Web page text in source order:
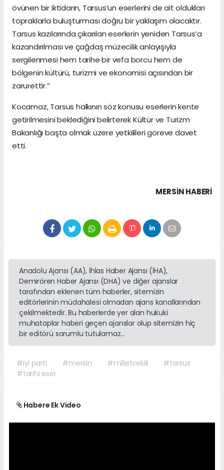
övünen bir iktidarın, Tarsus’un eserlerini de ait oldukları
topraklarla buluşturması doğru bir yaklaşım olacaktır.
Tarsus kazılarında çıkarılan eserlerin yeniden Tarsus’a
kazandırılması ve çağdaş müzecilik anlayışıyla
sergilenmesi hem tarihe bir vefa borcu hem de
bölgenin kültürü, turizmi ve ekonomisi açısından bir
zarurettir.”
Kocamaz, Tarsus halkının söz konusu eserlerin kente
getirilmesini beklediğini belirterek Kültür ve Turizm
Bakanlığı başta olmak üzere yetkilileri göreve davet
etti.
MERSIN HABERİ
Anadolu Ajansı (AA), İhlas Haber Ajansı (İHA),
Demirören Haber Ajansı (DHA) ve diğer ajanslar
tarafından eklenen tüm haberler, sitemizin
editörlerinin müdahalesi olmadan ajans kanallarından
çekilmektedir. Bu haberlerde yer alan hukuki
muhataplar haberi geçen ajanslar olup sitemizin hiç
bir editörü sorumlu tutulamaz...
#iyi parti #mersin #milletvekili
#tarsus
#tarihi eser
Habere Ek Video